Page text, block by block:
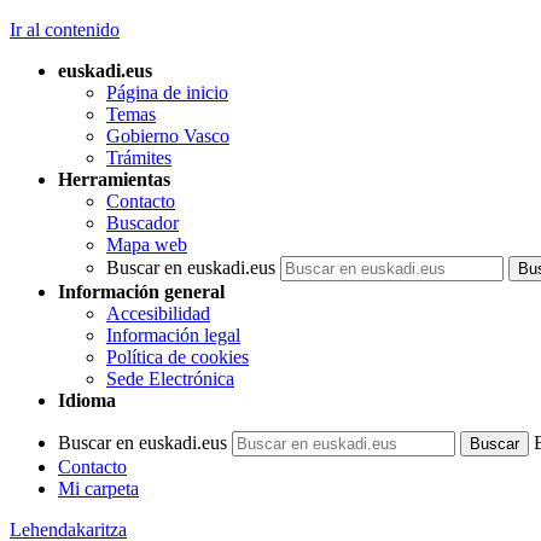
Ir al contenido
euskadi.eus
Página de inicio
Temas
Gobierno Vasco
Trámites
Herramientas
Contacto
Buscador
Mapa web
Buscar en euskadi.eus
Información general
Accesibilidad
Información legal
Política de cookies
Sede Electrónica
Idioma
Buscar en euskadi.eus
Contacto
Mi carpeta
Lehendakaritza